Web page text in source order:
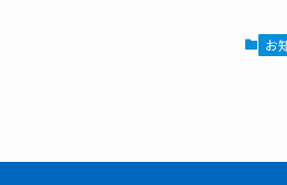
お